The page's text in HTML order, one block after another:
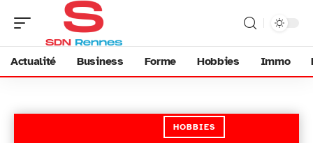
Actualité Business Forme Hobbies Immo
HOBBIES